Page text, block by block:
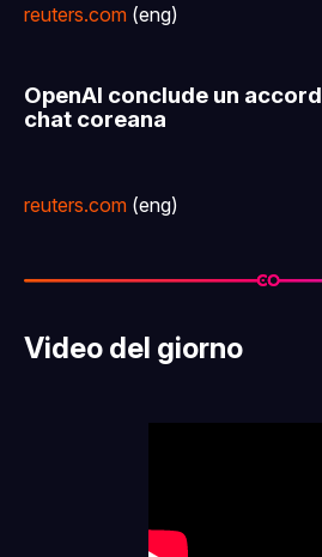
reuters.com (eng)
OpenAI conclude un
chat coreana
reuters.com (eng)
Video del giorno